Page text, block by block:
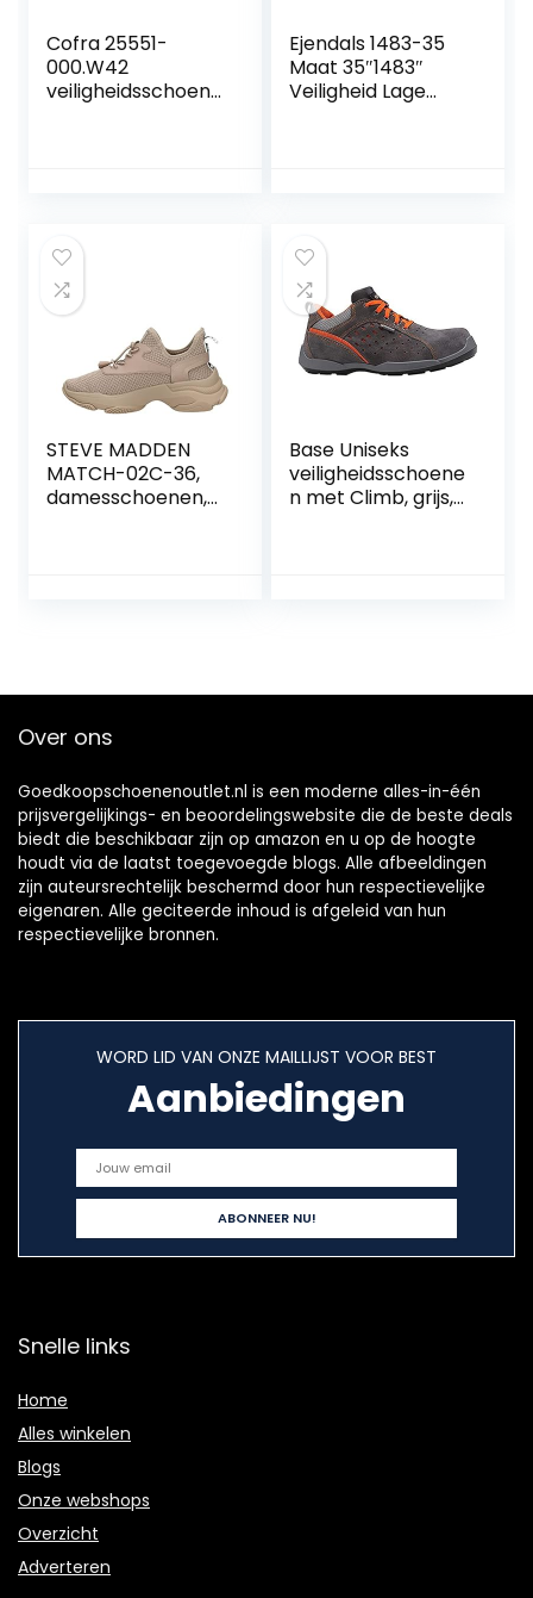
Cofra 25551-
000.W42
veiligheidsschoene
Ejendals 1483-35
Maat 35″1483″
Veiligheid Lage
STEVE MADDEN
MATCH-02C-36,
damesschoenen,
Base Uniseks
veiligheidsschoene
n met Climb, grijs,
Over ons
Goedkoopschoenenoutlet.nl is een moderne alles-in-één
prijsvergelijkings- en beoordelingswebsite die de beste deals
biedt die beschikbaar zijn op amazon en u op de hoogte
houdt via de laatst toegevoegde blogs. Alle afbeeldingen
zijn auteursrechtelijk beschermd door hun respectievelijke
eigenaren. Alle geciteerde inhoud is afgeleid van hun
respectievelijke bronnen.
WORD LID VAN ONZE MAILLIJST VOOR BEST
Aanbiedingen
Snelle links
Home
Alles winkelen
Blogs
Onze webshops
Overzicht
Adverteren